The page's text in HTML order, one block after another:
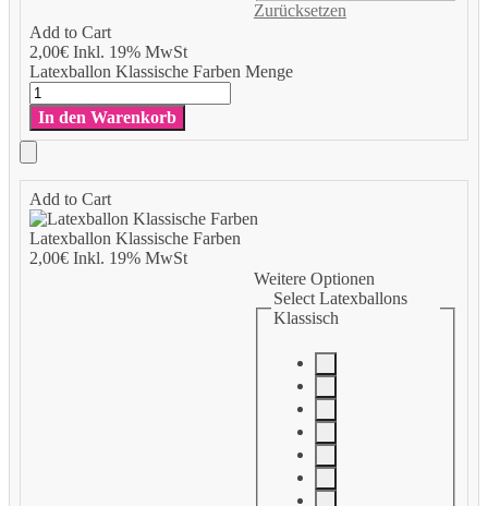
Add to Cart
2,00€Inkl. 19% MwSt
Zurücksetzen
Latexballon Klassische Farben Menge
In den Warenkorb
Add to Cart
Latexballon Klassische Farben
2,00€Inkl. 19% MwSt
Weitere Optionen
Select Latexballons
Klassisch